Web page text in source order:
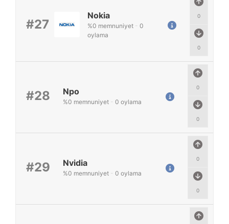
#27
0
0
Nokia
%0 memnuniyet - 0
oylama
#28
0
0
Npo
%0 memnuniyet - 0 oylama
#29
0
0
Nvidia
%0 memnuniyet - 0 oylama